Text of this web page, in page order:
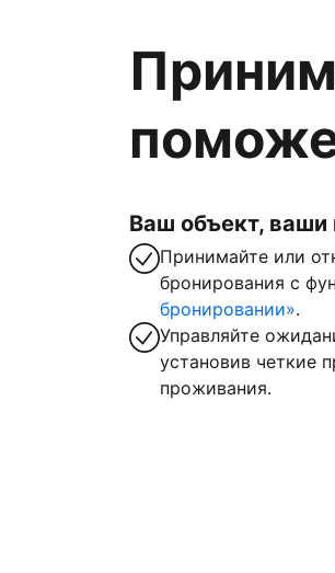
Ваш объект, ваши
Принимайте или
бронирования с
бронировании».
Управляйте
установив четкие
проживания.